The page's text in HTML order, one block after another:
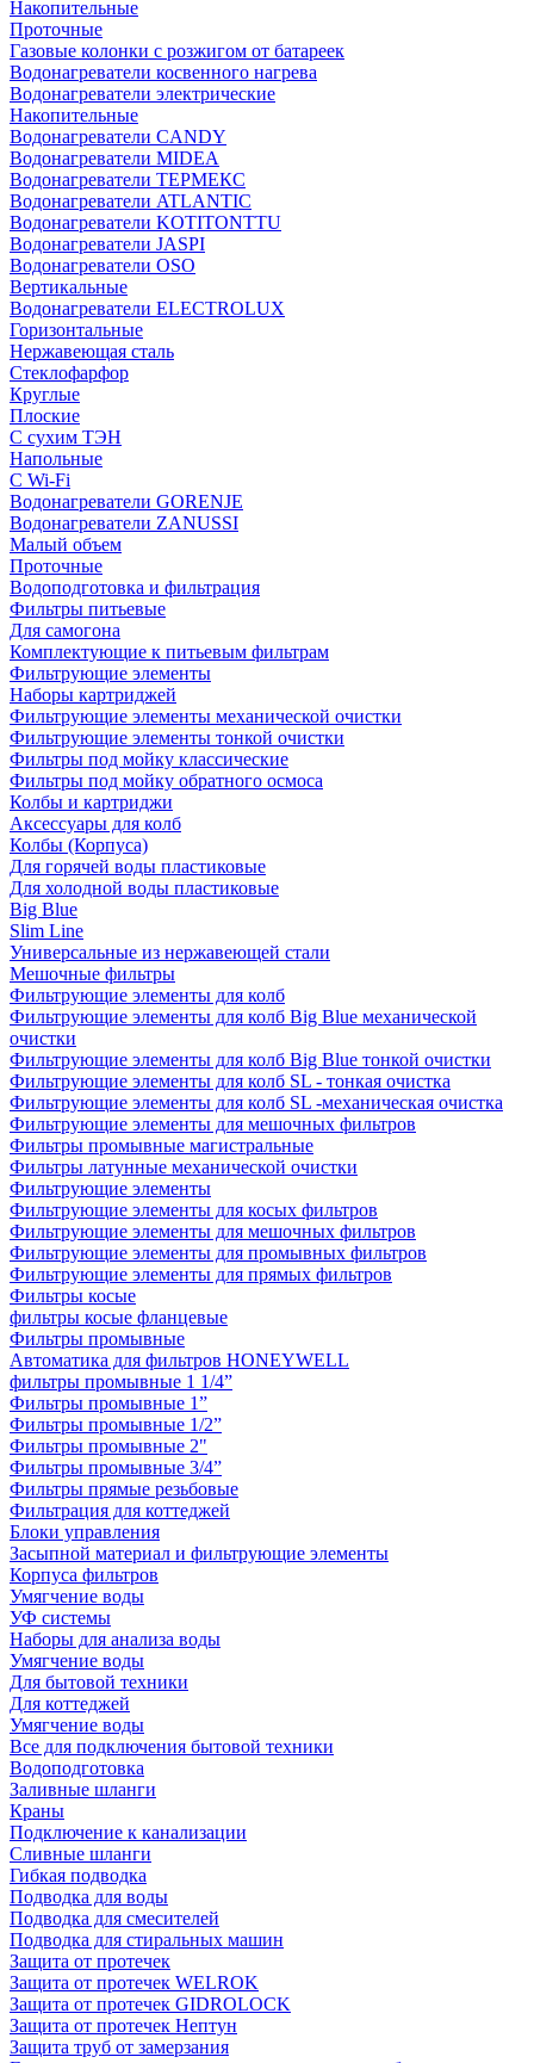
Накопительные
Проточные
Газовые колонки с розжигом от батареек
Водонагреватели косвенного нагрева
Водонагреватели электрические
Накопительные
Водонагреватели CANDY
Водонагреватели MIDEA
Водонагреватели ТЕРМЕКС
Водонагреватели ATLANTIC
Водонагреватели KOTITONTTU
Водонагреватели JASPI
Водонагреватели OSO
Вертикальные
Водонагреватели ELECTROLUX
Горизонтальные
Нержавеющая сталь
Стеклофарфор
Круглые
Плоские
С сухим ТЭН
Напольные
С Wi-Fi
Водонагреватели GORENJE
Водонагреватели ZANUSSI
Малый объем
Проточные
Водоподготовка и фильтрация
Фильтры питьевые
Для самогона
Комплектующие к питьевым фильтрам
Фильтрующие элементы
Наборы картриджей
Фильтрующие элементы механической очистки
Фильтрующие элементы тонкой очистки
Фильтры под мойку классические
Фильтры под мойку обратного осмоса
Колбы и картриджи
Аксессуары для колб
Колбы (Корпуса)
Для горячей воды пластиковые
Для холодной воды пластиковые
Big Blue
Slim Line
Универсальные из нержавеющей стали
Мешочные фильтры
Фильтрующие элементы для колб
Фильтрующие элементы для колб Big Blue механической
очистки
Фильтрующие элементы для колб Big Blue тонкой очистки
Фильтрующие элементы для колб SL - тонкая очистка
Фильтрующие элементы для колб SL -механическая очистка
Фильтрующие элементы для мешочных фильтров
Фильтры промывные магистральные
Фильтры латунные механической очистки
Фильтрующие элементы
Фильтрующие элементы для косых фильтров
Фильтрующие элементы для мешочных фильтров
Фильтрующие элементы для промывных фильтров
Фильтрующие элементы для прямых фильтров
Фильтры косые
фильтры косые фланцевые
Фильтры промывные
Автоматика для фильтров HONEYWELL
фильтры промывные 1 1/4”
Фильтры промывные 1”
Фильтры промывные 1/2”
Фильтры промывные 2"
Фильтры промывные 3/4”
Фильтры прямые резьбовые
Фильтрация для коттеджей
Блоки управления
Засыпной материал и фильтрующие элементы
Корпуса фильтров
Умягчение воды
УФ системы
Наборы для анализа воды
Умягчение воды
Для бытовой техники
Для коттеджей
Умягчение воды
Все для подключения бытовой техники
Водоподготовка
Заливные шланги
Краны
Подключение к канализации
Сливные шланги
Гибкая подводка
Подводка для воды
Подводка для смесителей
Подводка для стиральных машин
Защита от протечек
Защита от протечек WELROK
Защита от протечек GIDROLOCK
Защита от протечек Нептун
Защита труб от замерзания